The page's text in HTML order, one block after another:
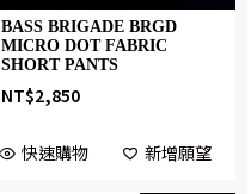
BASS BRIGADE BRGD
MICRO DOT FABRIC
SHORT PANTS
NT$2,850
快速購物 新增願望